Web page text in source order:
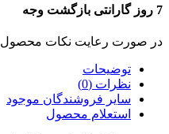
7 روز گارانتی بازگشت وجه
در صورت رعایت نکات محصول
توضیحات
نظرات (0)
سایر فروشندگان موجود
استعلام محصول